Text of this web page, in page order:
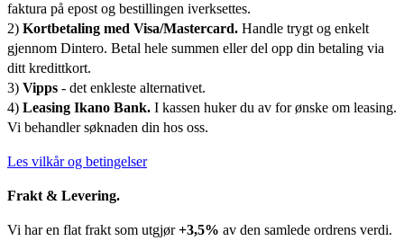
faktura på epost og bestillingen iverksettes.
2) Kortbetaling med Visa/Mastercard. Handle trygt og enkelt
gjennom Dintero. Betal hele summen eller del opp din betaling via
ditt kredittkort.
3) Vipps - det enkleste alternativet.
4) Leasing Ikano Bank. I kassen huker du av for ønske om leasing.
Vi behandler søknaden din hos oss.
Les vilkår og betingelser
Frakt & Levering.
Vi har en flat frakt som utgjør+3,5% av den samlede ordrens verdi.